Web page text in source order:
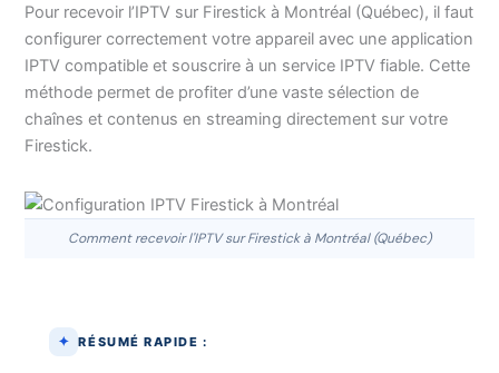
Pour recevoir l’IPTV sur Firestick à Montréal (Québec), il faut
configurer correctement votre appareil avec une application
IPTV compatible et souscrire à un service IPTV fiable. Cette
méthode permet de profiter d’une vaste sélection de
chaînes et contenus en streaming directement sur votre
Firestick.
Comment recevoir l'IPTV sur Firestick à Montréal (Québec)
RÉSUMÉ RAPIDE :